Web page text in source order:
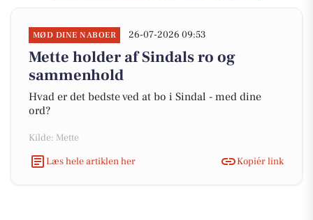
MØD DINE NABOER 26-07-2026 09:53
Mette holder af Sindals ro og
sammenhold
Hvad er det bedste ved at bo i Sindal - med dine
ord?
Kilde: Mette
Læs hele artiklen her
Kopiér link